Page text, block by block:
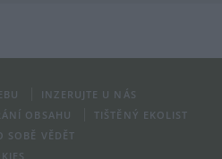
INZERUJTE U NÁS
OBSAHU
TIŠTĚNÝ EKOLIST
SOBĚ VĚDĚT